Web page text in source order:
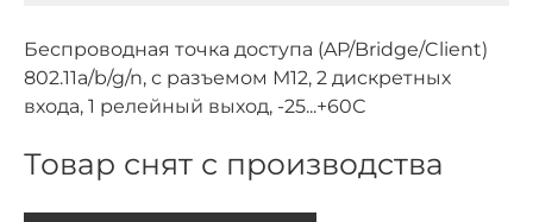
Беспроводная точка доступа (AP/Bridge/Client)
802.11a/b/g/n, с разъемом М12, 2 дискретных
входа, 1 релейный выход, -25...+60С
Товар снят с производства